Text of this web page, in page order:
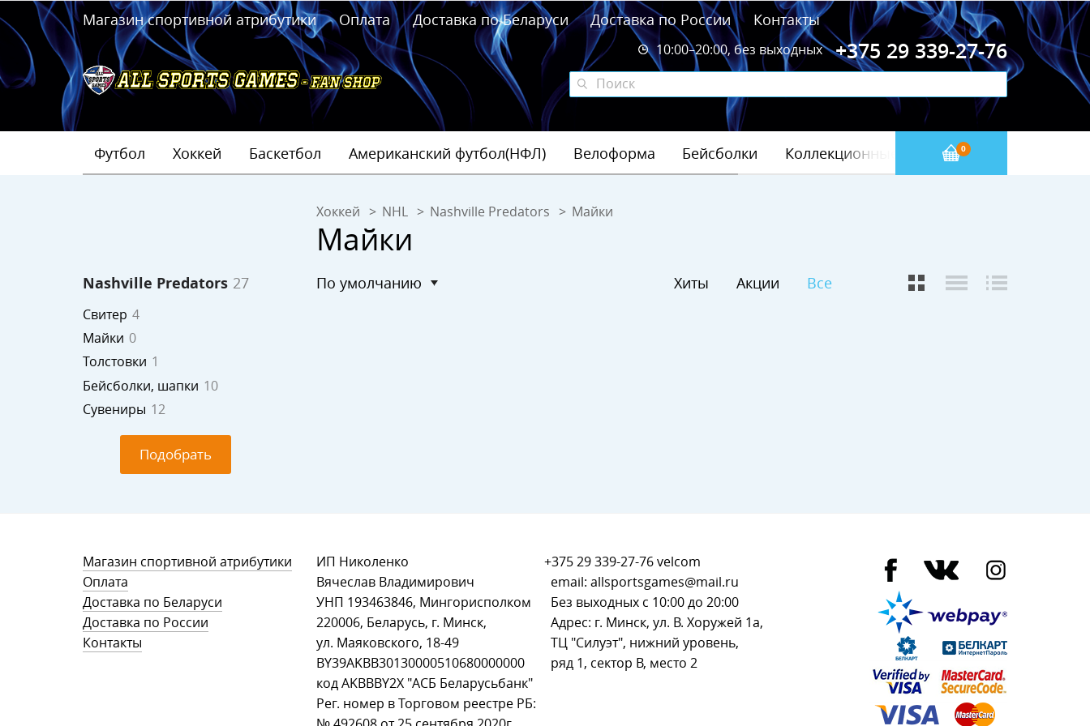
Магазин спортивной атрибутики Оплата Доставка по Беларуси Доставка по России Контакты
+375 29 339-27-76
10:00–20:00, без выходных
0
Футбол Хоккей Баскетбол Американский футбол(НФЛ) Велоформа Бейсболки Коллекционные значки
Хоккей NHL Nashville Predators Майки
Майки
Nashville Predators 27
Свитер 4
Майки 0
Толстовки 1
Бейсболки, шапки 10
Сувениры 12
Хиты Акции Все
по умолчанию
Подобрать
Магазин спортивной атрибутики
Оплата
Доставка по Беларуси
Доставка по России
Контакты
ИП Николенко
Вячеслав Владимирович
УНП ‎193463846, Мингорисполком
220006, Беларусь, г. Минск,
ул. Маяковского, 18-49
BY39AKBB30130000510680000000
код AKBBBY2X "АСБ Беларусьбанк"
Рег. номер в Торговом реестре РБ:
+375 29 339-27-76velcom
email: allsportsgames@mail.ru
Без выходных с 10:00 до 20:00
Адрес: г. Минск, ул. В. Хоружей 1а,
ТЦ "Силуэт", нижний уровень,
ряд 1, сектор В, место 2